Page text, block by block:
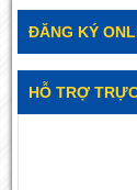
ĐĂNG KÝ
HỖ TRỢ